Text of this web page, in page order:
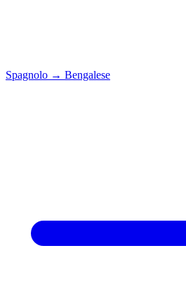
Spagnolo → Bengalese